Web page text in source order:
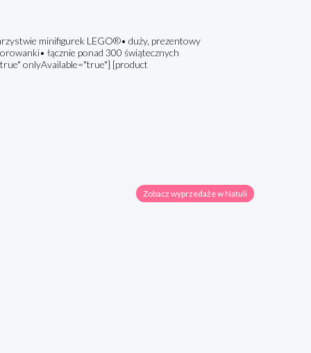
minifigurek LEGO®• duży, prezentowy
łącznie ponad 300 świątecznych
onlyAvailable="true"] [product
Zobacz wyprzedaże w Natuli